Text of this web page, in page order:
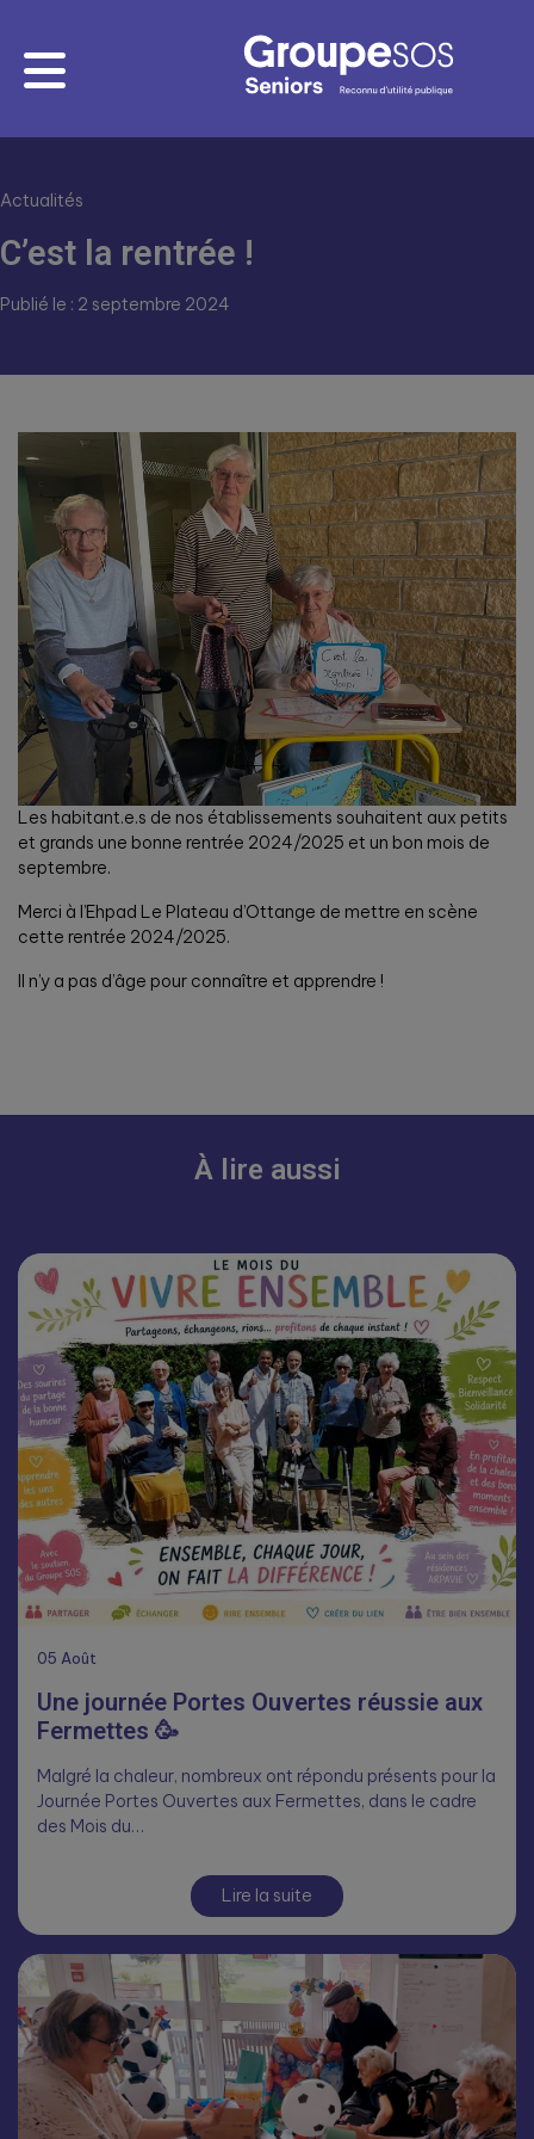
Actualités
C’est la rentrée !
Publié le : 2 septembre 2024
Les habitant.e.s de nos établissements souhaitent aux petits
et grands une bonne rentrée 2024/2025 et un bon mois de
septembre.
Merci à l’Ehpad Le Plateau d’Ottange de mettre en scène
cette rentrée 2024/2025.
Il n’y a pas d’âge pour connaître et apprendre !
À lire aussi
05 Août
Une journée Portes Ouvertes réussie aux
Fermettes 🥳
Malgré la chaleur, nombreux ont répondu présents pour la
Journée Portes Ouvertes aux Fermettes, dans le cadre
des Mois du…
Lire la suite